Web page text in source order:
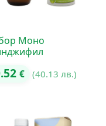
Моно
€ (40.13 лв.)